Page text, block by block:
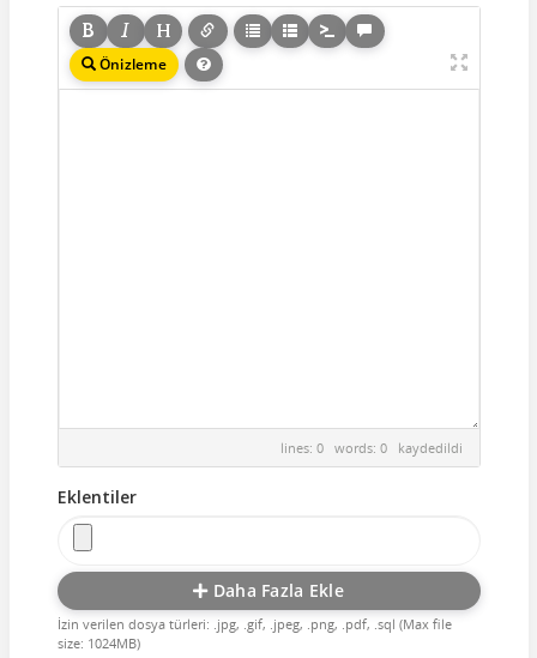
Önizleme
lines: 0 words: 0 kaydedildi
Eklentiler
Daha Fazla Ekle
İzin verilen dosya türleri: .jpg, .gif, .jpeg, .png, .pdf, .sql (Max file
size: 1024MB)